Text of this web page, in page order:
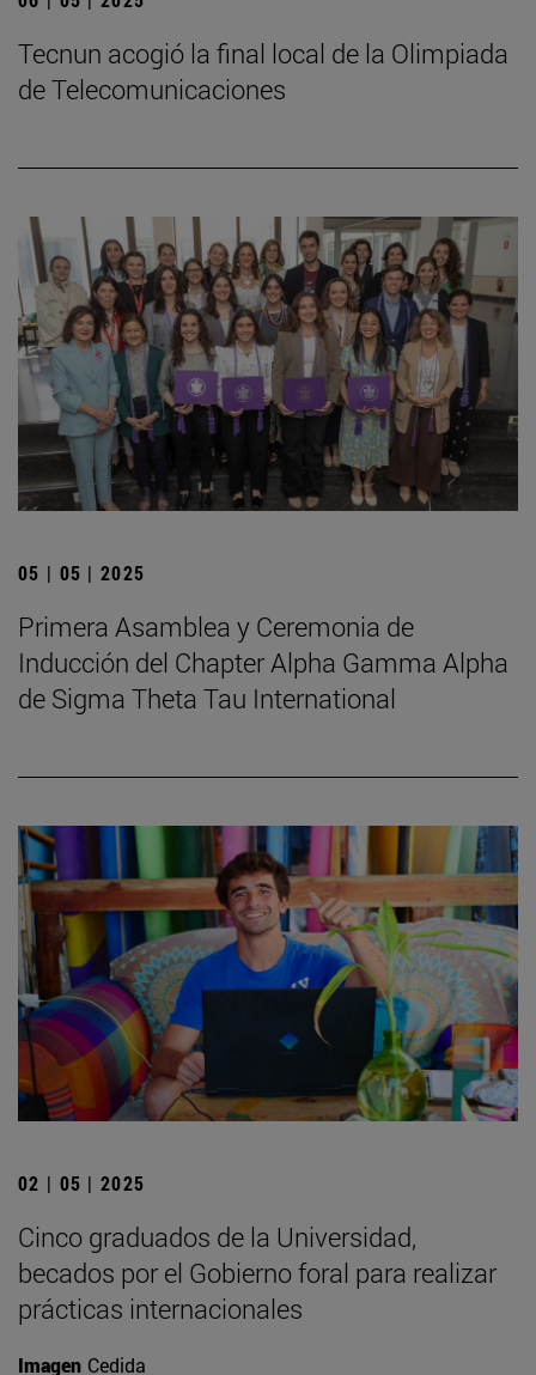
­Tecnun acogió la final local de la Olimpiada
de Telecomunicaciones
05 | 05 | 2025
Primera Asamblea y Ceremonia de
Inducción del Chapter Alpha Gamma Alpha
de Sigma Theta Tau International
02 | 05 | 2025
Cinco graduados de la Universidad,
becados por el Gobierno foral para realizar
prácticas internacionales
Imagen Cedida